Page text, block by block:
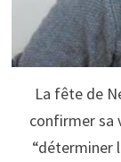
La fête de
confirmer sa
“déterminer